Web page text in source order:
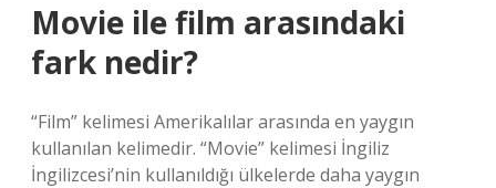
Movie ile film arasındaki
fark nedir?
“Film” kelimesi Amerikalılar arasında en yaygın
kullanılan kelimedir. “Movie” kelimesi İngiliz
İngilizcesi’nin kullanıldığı ülkelerde daha yaygın